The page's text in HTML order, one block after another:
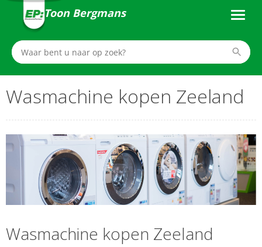
Toon Bergmans
Wasmachine kopen Zeeland
Wasmachine kopen Zeeland